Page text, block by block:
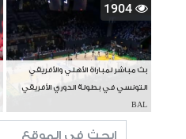
1904
بث مباشر لمباراة الأهلي والأفريقي
التونسي في بطولة الدوري الأفريقي
BAL